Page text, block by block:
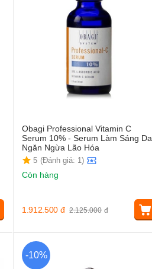
Obagi Professional Vitamin C
Serum 10% - Serum Làm Sáng Da
Ngăn Ngừa Lão Hóa
5 (Đánh giá: 1)
Còn hàng
2.125.000 đ
1.912.500 đ
-10%